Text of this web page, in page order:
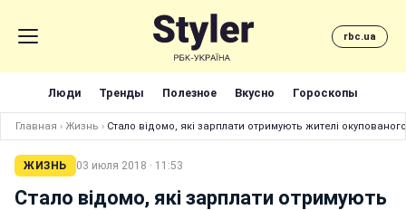
rbc.ua
Люди Тренды Полезное Вкусно Гороскопы
Главная › Жизнь › Стало відомо, які зарплати отримують жителі
ЖИЗНЬ 03 июля 2018 · 11:53
Стало відомо, які зарплати отримують